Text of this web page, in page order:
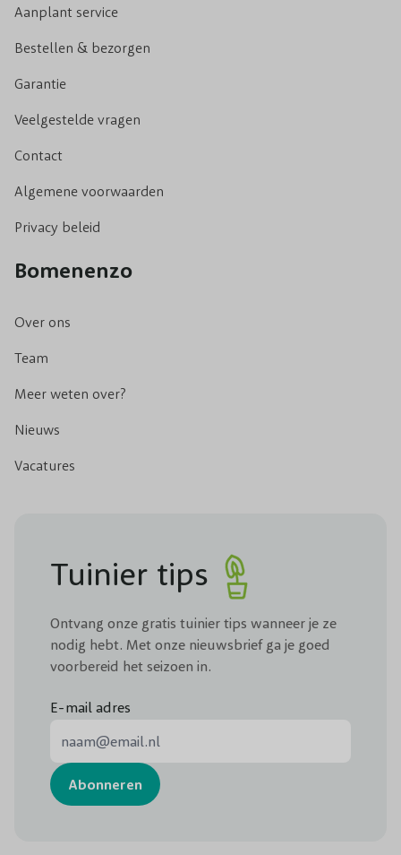
Aanplant service
Bestellen & bezorgen
Garantie
Veelgestelde vragen
Contact
Algemene voorwaarden
Privacy beleid
Bomenenzo
Over ons
Team
Meer weten over?
Nieuws
Vacatures
Tuinier tips
Ontvang onze gratis tuinier tips wanneer je ze
nodig hebt. Met onze nieuwsbrief ga je goed
voorbereid het seizoen in.
E-mail adres
Abonneren